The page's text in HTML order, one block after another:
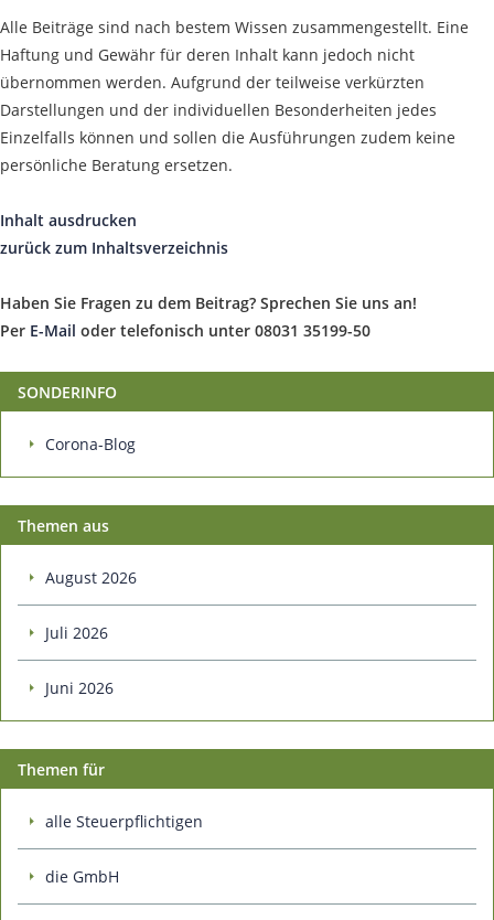
Alle Beiträge sind nach bestem Wissen zusammengestellt. Eine
Haftung und Gewähr für deren Inhalt kann jedoch nicht
übernommen werden. Aufgrund der teilweise verkürzten
Darstellungen und der individuellen Besonderheiten jedes
Einzelfalls können und sollen die Ausführungen zudem keine
persönliche Beratung ersetzen.
Inhalt ausdrucken
zurück zum Inhaltsverzeichnis
Haben Sie Fragen zu dem Beitrag? Sprechen Sie uns an!
Per E-Mail oder telefonisch unter 08031 35199-50
SONDERINFO
Corona-Blog
Themen aus
August 2026
Juli 2026
Juni 2026
Themen für
alle Steuerpflichtigen
die GmbH